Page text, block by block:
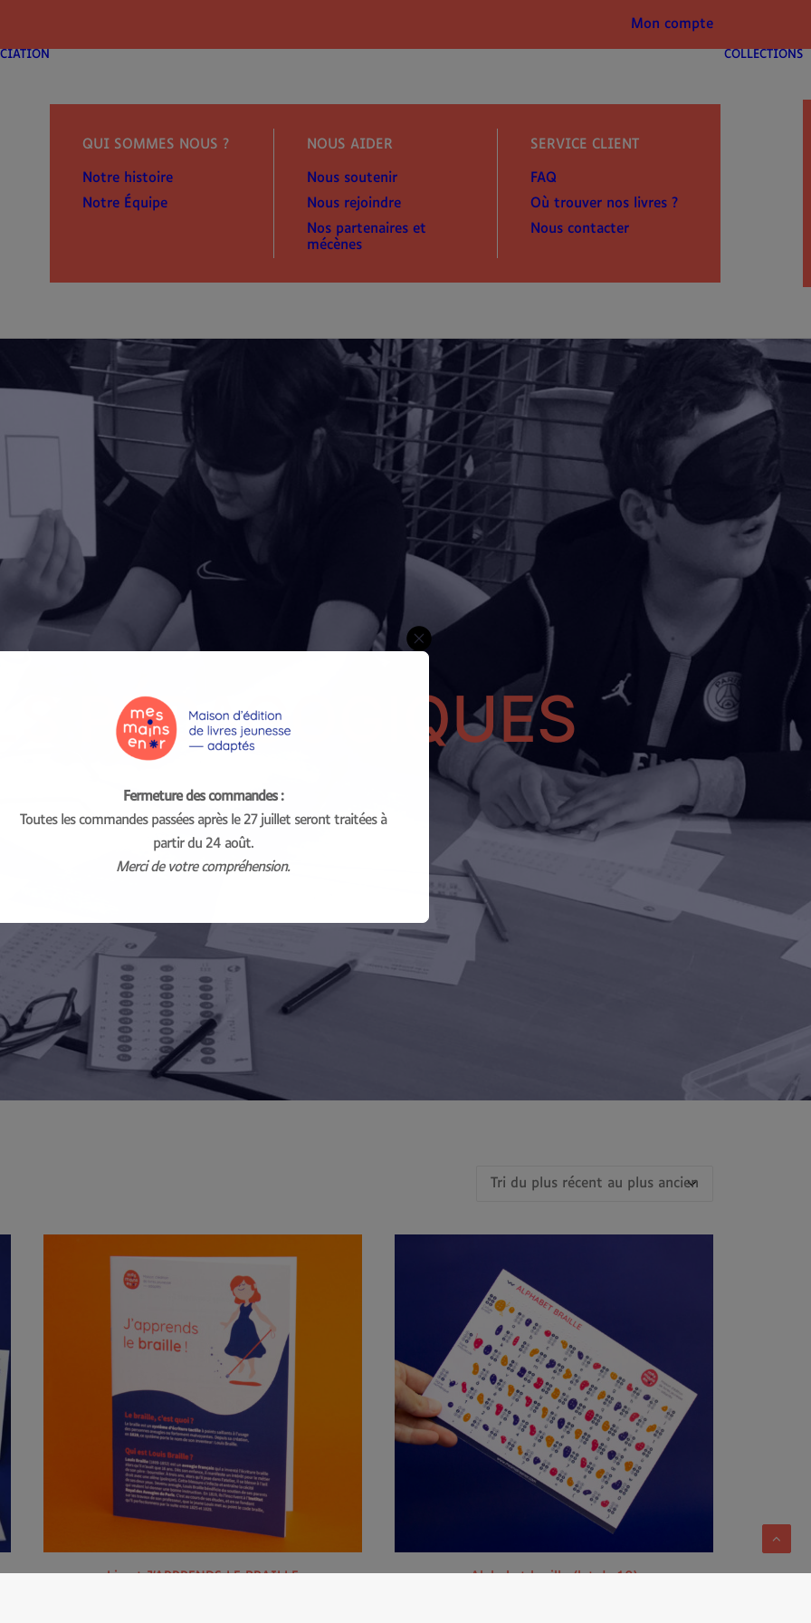
Mon compte
QUI SOMMES NOUS ?
Notre histoire
Notre Équipe
NOUS AIDER
Nous soutenir
Nous rejoindre
Nos partenaires et
mécènes
SERVICE CLIENT
FAQ
Où trouver nos livres ?
Nous contacter
COLLECTIONS
PÉDAGOGIQUES
AJOUTER AU PANIER
Livret J’APPRENDS LE BRAILLE AJOUTER AU PANIER
Alphabet braille (lot de 10)
Fermeture des commandes :
Toutes les commandes passées après le 27 juillet seront traitées à
partir du 24 août.
Merci de votre compréhension.